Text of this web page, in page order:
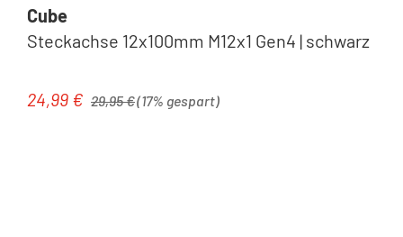
Cube
Steckachse 12x100mm M12x1 Gen4 | schwarz
Verkaufspreis:
24,99 € 29,95 €(17% gespart)